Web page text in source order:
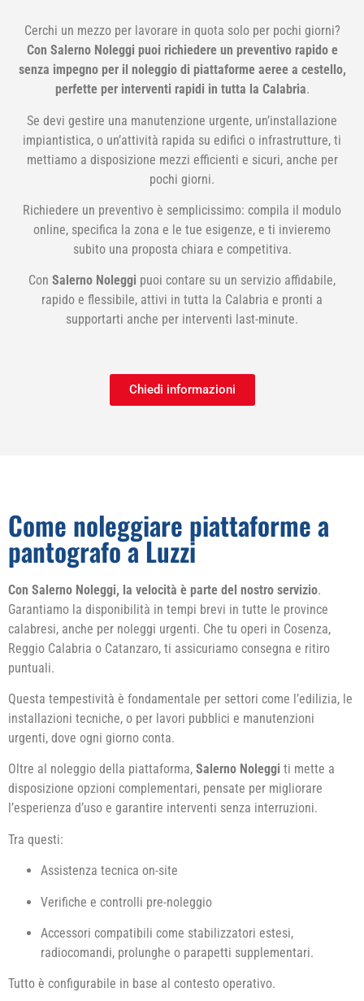
Cerchi un mezzo per lavorare in quota solo per pochi giorni?
Con Salerno Noleggi puoi richiedere un preventivo rapido e
senza impegno per il noleggio di piattaforme aeree a cestello,
perfette per interventi rapidi in tutta la Calabria.
Se devi gestire una manutenzione urgente, un’installazione
impiantistica, o un’attività rapida su edifici o infrastrutture, ti
mettiamo a disposizione mezzi efficienti e sicuri, anche per
pochi giorni.
Richiedere un preventivo è semplicissimo: compila il modulo
online, specifica la zona e le tue esigenze, e ti invieremo
subito una proposta chiara e competitiva.
Con Salerno Noleggi puoi contare su un servizio affidabile,
rapido e flessibile, attivi in tutta la Calabria e pronti a
supportarti anche per interventi last-minute.
Chiedi informazioni
Come noleggiare piattaforme a
pantografo a Luzzi
Con Salerno Noleggi, la velocità è parte del nostro servizio.
Garantiamo la disponibilità in tempi brevi in tutte le province
calabresi, anche per noleggi urgenti. Che tu operi in Cosenza,
Reggio Calabria o Catanzaro, ti assicuriamo consegna e ritiro
puntuali.
Questa tempestività è fondamentale per settori come l’edilizia, le
installazioni tecniche, o per lavori pubblici e manutenzioni
urgenti, dove ogni giorno conta.
Oltre al noleggio della piattaforma, Salerno Noleggi ti mette a
disposizione opzioni complementari, pensate per migliorare
l’esperienza d’uso e garantire interventi senza interruzioni.
Tra questi:
Assistenza tecnica on-site
Verifiche e controlli pre-noleggio
Accessori compatibili come stabilizzatori estesi,
radiocomandi, prolunghe o parapetti supplementari.
Tutto è configurabile in base al contesto operativo.